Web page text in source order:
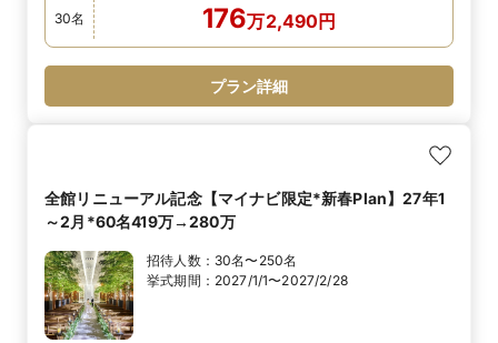
30名 176万2,490円
プラン詳細
全館リニューアル記念【マイナビ限定*新春Plan】27年1
～2月*60名419万→280万
招待人数： 30名〜250名
挙式期間： 2027/1/1〜2027/2/28